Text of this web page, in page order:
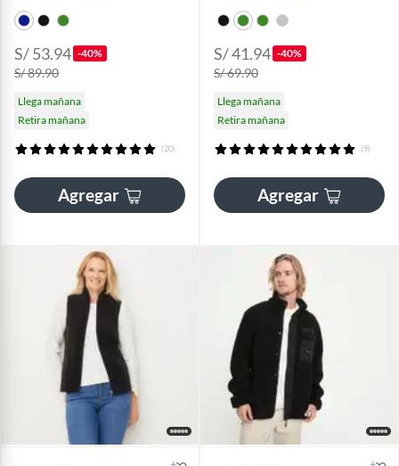
S/ 53.94 -40%
S/ 89.90
Llega mañana
Retira mañana
(20)
Agregar
S/ 41.94 -40%
S/ 69.90
Llega mañana
Retira mañana
(9)
Agregar